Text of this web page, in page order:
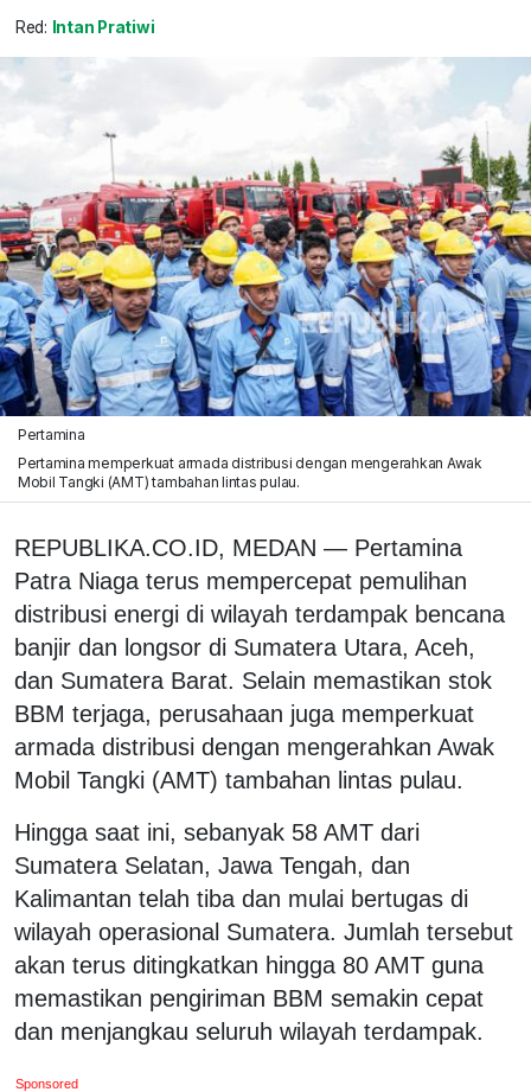
Red: Intan Pratiwi
Pertamina
Pertamina memperkuat armada distribusi dengan mengerahkan Awak
Mobil Tangki (AMT) tambahan lintas pulau.
REPUBLIKA.CO.ID, MEDAN — Pertamina
Patra Niaga terus mempercepat pemulihan
distribusi energi di wilayah terdampak bencana
banjir dan longsor di Sumatera Utara, Aceh,
dan Sumatera Barat. Selain memastikan stok
BBM terjaga, perusahaan juga memperkuat
armada distribusi dengan mengerahkan Awak
Mobil Tangki (AMT) tambahan lintas pulau.
Hingga saat ini, sebanyak 58 AMT dari
Sumatera Selatan, Jawa Tengah, dan
Kalimantan telah tiba dan mulai bertugas di
wilayah operasional Sumatera. Jumlah tersebut
akan terus ditingkatkan hingga 80 AMT guna
memastikan pengiriman BBM semakin cepat
dan menjangkau seluruh wilayah terdampak.
Sponsored